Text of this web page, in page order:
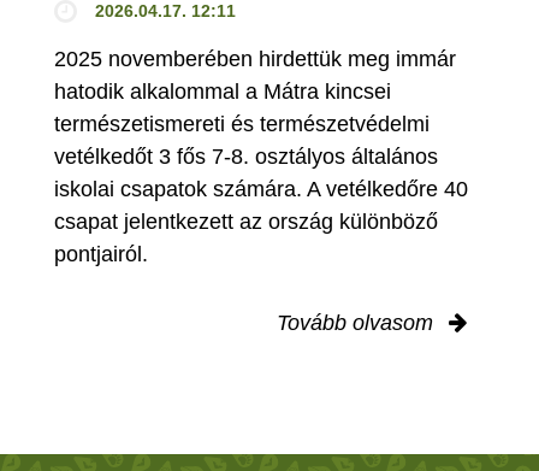
2026.04.17. 12:11
2025 novemberében hirdettük meg immár
hatodik alkalommal a Mátra kincsei
természetismereti és természetvédelmi
vetélkedőt 3 fős 7-8. osztályos általános
iskolai csapatok számára. A vetélkedőre 40
csapat jelentkezett az ország különböző
pontjairól.
Tovább olvasom